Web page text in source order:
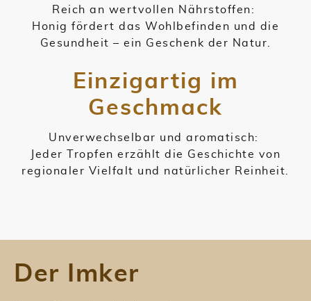
Reich an wertvollen Nährstoffen:
Honig fördert das Wohlbefinden und die
Gesundheit – ein Geschenk der Natur.
Einzigartig im
Geschmack
Unverwechselbar und aromatisch:
Jeder Tropfen erzählt die Geschichte von
regionaler Vielfalt und natürlicher Reinheit.
Der Imker